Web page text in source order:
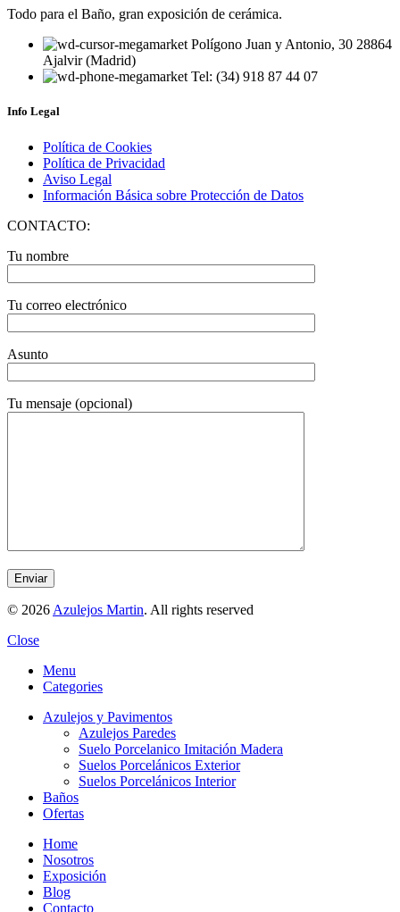
Todo para el Baño, gran exposición de cerámica.
Polígono Juan y Antonio, 30 28864
Ajalvir (Madrid)
Tel: (34) 918 87 44 07
Info Legal
Política de Cookies
Política de Privacidad
Aviso Legal
Información Básica sobre Protección de Datos
CONTACTO:
Tu nombre
Tu correo electrónico
Asunto
Tu mensaje (opcional)
© 2026 Azulejos Martin. All rights reserved
Close
Menu
Categories
Azulejos y Pavimentos
Azulejos Paredes
Suelo Porcelanico Imitación Madera
Suelos Porcelánicos Exterior
Suelos Porcelánicos Interior
Baños
Ofertas
Home
Nosotros
Exposición
Blog
Contacto